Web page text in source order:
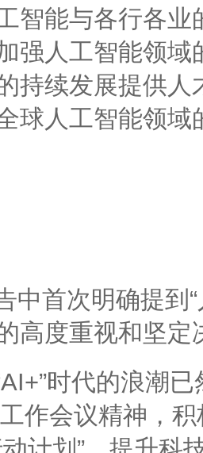
智能与各行各业
强人工智能领域
持续发展提供
球人工智能领
中首次明确提到
高度重视和坚
时代的浪潮
作会议精神，